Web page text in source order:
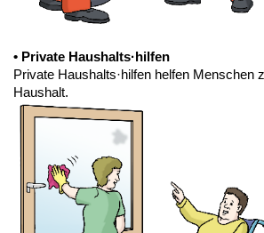
• Private Haushalts·hilfen
Private Haushalts·hilfen helfen Menschen
Haushalt.